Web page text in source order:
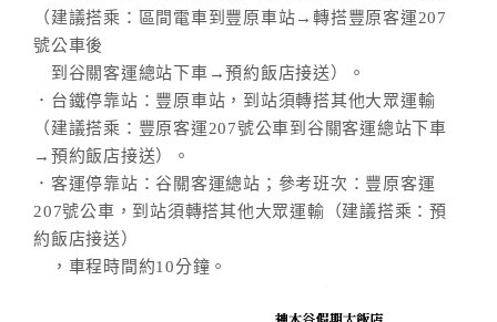
（建議搭乘：區間電車到豐原車站→轉搭豐原客運207
號公車後
到谷關客運總站下車→預約飯店接送）。
．台鐵停靠站：豐原車站，到站須轉搭其他大眾運輸
（建議搭乘：豐原客運207號公車到谷關客運總站下車
→預約飯店接送）。
．客運停靠站：谷關客運總站；參考班次：豐原客運
207號公車，到站須轉搭其他大眾運輸（建議搭乘：預
約飯店接送）
，車程時間約10分鐘。